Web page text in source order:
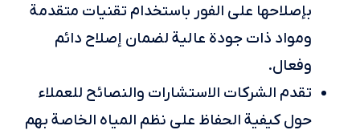
بإصلاحها على الفور باستخدام تقنيات متقدمة
ومواد ذات جودة عالية لضمان إصلاح دائم
وفعال.
تقدم الشركات الاستشارات والنصائح للعملاء
حول كيفية الحفاظ على نظم المياه الخاصة بهم